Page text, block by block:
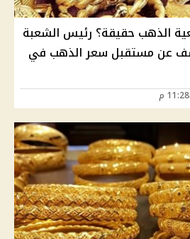
الذهب حقيقة؟ رئيس الشعبة
عن مستقبل سعر الذهب في